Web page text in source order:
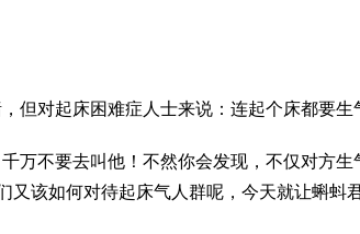
但对起床困难症人士来说：连起个床都要生
万不要去叫他！不然你会发现，不仅对方生
又该如何对待起床气人群呢，今天就让蝌蚪